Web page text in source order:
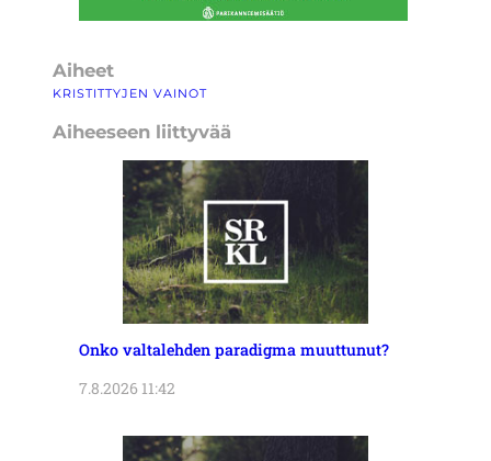
Aiheet
KRISTITTYJEN VAINOT
Aiheeseen liittyvää
Onko valtalehden paradigma muuttunut?
7.8.2026 11:42